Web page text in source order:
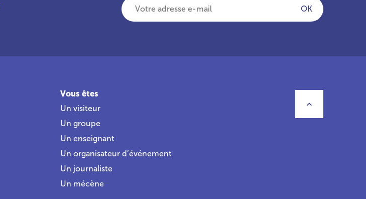
OK
Vous êtes
Un visiteur
Un groupe
Un enseignant
Un organisateur d’événement
Un journaliste
Un mécène